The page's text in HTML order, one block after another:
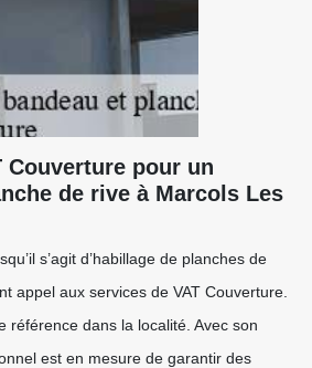
Couverture pour un
de rive à Marcols Les
s’agit d’habillage de planches de
appel aux services de VAT Couverture.
référence dans la localité. Avec son
est en mesure de garantir des